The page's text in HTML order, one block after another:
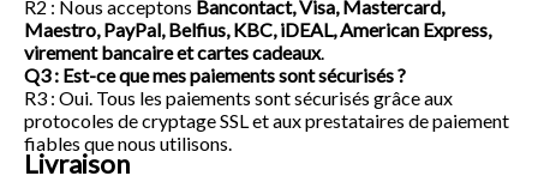
R2 : Nous acceptons Bancontact, Visa, Mastercard,
Maestro, PayPal, Belfius, KBC, iDEAL, American Express,
virement bancaire et cartes cadeaux.
Q3 : Est-ce que mes paiements sont sécurisés ?
R3 : Oui. Tous les paiements sont sécurisés grâce aux
protocoles de cryptage SSL et aux prestataires de paiement
fiables que nous utilisons.
Livraison